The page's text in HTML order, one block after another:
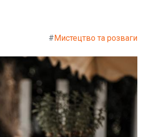
#Мистецтво та розваги